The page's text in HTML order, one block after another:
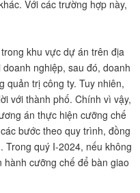
Với các trường hợp này,
khu vực dự án trên địa
nghiệp, sau đó, doanh
quản trị công ty. Tuy nhiên,
với thành phố. Chính vì vậy,
án thực hiện cưỡng chế
bước theo quy trình, đồng
Trong quý I-2024, nếu không
cưỡng chế để bàn giao